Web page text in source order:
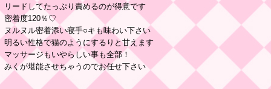
リードしてたっぷり責めるのが得意です
密着度120％♡
ヌルヌル密着添い寝手○キも味わい下さい
明るい性格で猫のようにするりと甘えます
マッサージもいやらしい事も全部！
みくが堪能させちゃうのでお任せ下さい